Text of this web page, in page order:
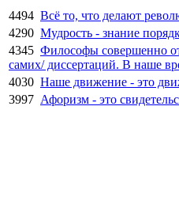
4494 Всё то, что делают
4290 Мудрость - знание
4345 Философы совершенно
самих/ диссертаций. В наше
4030 Наше движение - это
3997 Афоризм - это